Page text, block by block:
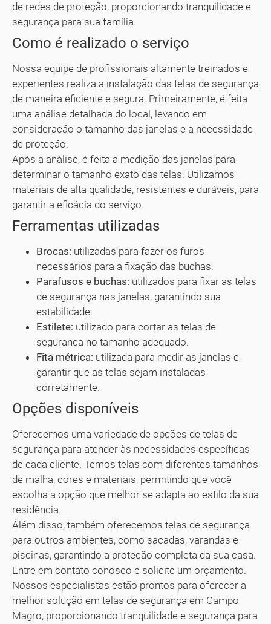
de redes de proteção, proporcionando tranquilidade e
segurança para sua família.
Como é realizado o serviço
Nossa equipe de profissionais altamente treinados e
experientes realiza a instalação das telas de segurança
de maneira eficiente e segura. Primeiramente, é feita
uma análise detalhada do local, levando em
consideração o tamanho das janelas e a necessidade
de proteção.
Após a análise, é feita a medição das janelas para
determinar o tamanho exato das telas. Utilizamos
materiais de alta qualidade, resistentes e duráveis, para
garantir a eficácia do serviço.
Ferramentas utilizadas
Brocas: utilizadas para fazer os furos
necessários para a fixação das buchas.
Parafusos e buchas: utilizados para fixar as telas
de segurança nas janelas, garantindo sua
estabilidade.
Estilete: utilizado para cortar as telas de
segurança no tamanho adequado.
Fita métrica: utilizada para medir as janelas e
garantir que as telas sejam instaladas
corretamente.
Opções disponíveis
Oferecemos uma variedade de opções de telas de
segurança para atender às necessidades específicas
de cada cliente. Temos telas com diferentes tamanhos
de malha, cores e materiais, permitindo que você
escolha a opção que melhor se adapta ao estilo da sua
residência.
Além disso, também oferecemos telas de segurança
para outros ambientes, como sacadas, varandas e
piscinas, garantindo a proteção completa da sua casa.
Entre em contato conosco e solicite um orçamento.
Nossos especialistas estão prontos para oferecer a
melhor solução em telas de segurança em Campo
Magro, proporcionando tranquilidade e segurança para